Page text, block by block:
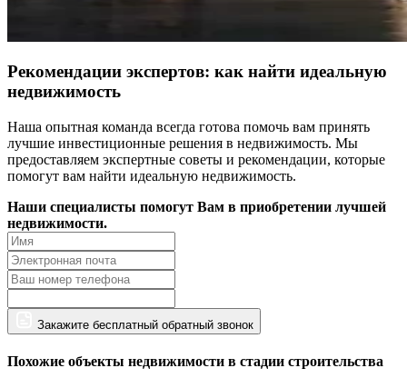
Рекомендации экспертов: как найти идеальную
недвижимость
Наша опытная команда всегда готова помочь вам принять
лучшие инвестиционные решения в недвижимость. Мы
предоставляем экспертные советы и рекомендации, которые
помогут вам найти идеальную недвижимость.
Наши специалисты помогут Вам в приобретении лучшей
недвижимости.
Закажите бесплатный обратный звонок
Похожие объекты недвижимости в стадии строительства